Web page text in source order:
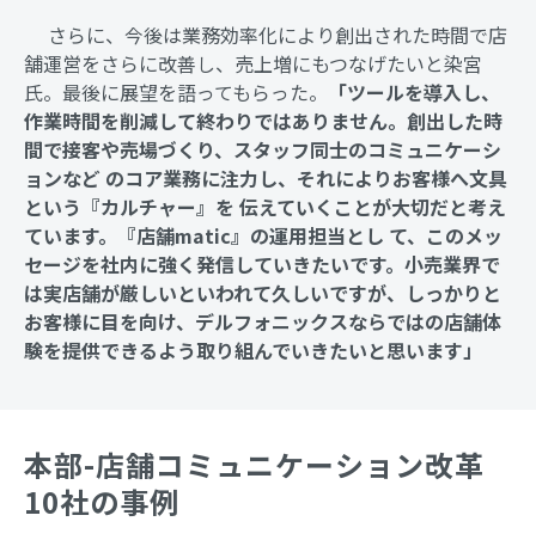
さらに、今後は業務効率化により創出された時間で店
舗運営をさらに改善し、売上増にもつなげたいと染宮
氏。最後に展望を語ってもらった。
「ツールを導入し、
作業時間を削減して終わりではありません。創出した時
間で接客や売場づくり、スタッフ同士のコミュニケーシ
ョンなど のコア業務に注力し、それによりお客様へ文具
という『カルチャー』を 伝えていくことが大切だと考え
ています。『店舗matic』の運用担当とし て、このメッ
セージを社内に強く発信していきたいです。小売業界で
は実店舗が厳しいといわれて久しいですが、しっかりと
お客様に目を向け、デルフォニックスならではの店舗体
験を提供できるよう取り組んでいきたいと思います」
本部-店舗コミュニケーション改革
10社の事例